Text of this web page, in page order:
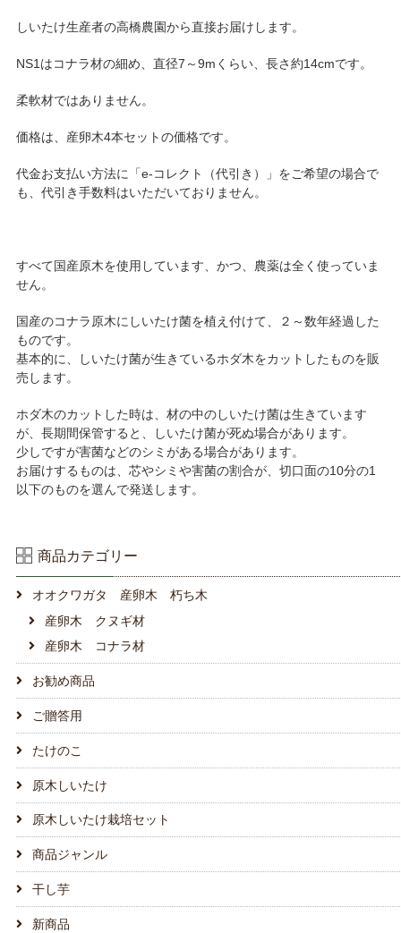
しいたけ生産者の高橋農園から直接お届けします。
NS1はコナラ材の細め、直径7～9mくらい、長さ約14cmです。
柔軟材ではありません。
価格は、産卵木4本セットの価格です。
代金お支払い方法に「e-コレクト（代引き）」をご希望の場合で
も、代引き手数料はいただいておりません。
すべて国産原木を使用しています、かつ、農薬は全く使っていま
せん。
国産のコナラ原木にしいたけ菌を植え付けて、２～数年経過した
ものです。
基本的に、しいたけ菌が生きているホダ木をカットしたものを販
売します。
ホダ木のカットした時は、材の中のしいたけ菌は生きています
が、長期間保管すると、しいたけ菌が死ぬ場合があります。
少しですが害菌などのシミがある場合があります。
お届けするものは、芯やシミや害菌の割合が、切口面の10分の1
以下のものを選んで発送します。
商品カテゴリー
オオクワガタ 産卵木 朽ち木
産卵木 クヌギ材
産卵木 コナラ材
お勧め商品
ご贈答用
たけのこ
原木しいたけ
原木しいたけ栽培セット
商品ジャンル
干し芋
新商品